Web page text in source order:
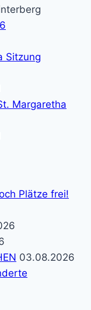
Sitzung
Margaretha
Plätze frei!
03.08.2026